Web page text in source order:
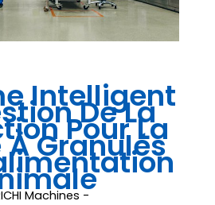
Intelligent
De La
Pour La
À Granulés
Machines -